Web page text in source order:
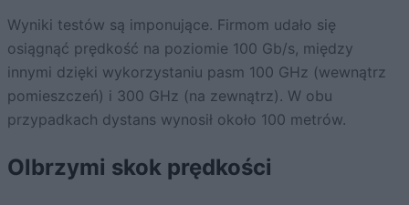
Wyniki testów są imponujące. Firmom udało się
osiągnąć prędkość na poziomie 100 Gb/s, między
innymi dzięki wykorzystaniu pasm 100 GHz (wewnątrz
pomieszczeń) i 300 GHz (na zewnątrz). W obu
przypadkach dystans wynosił około 100 metrów.
Olbrzymi skok prędkości